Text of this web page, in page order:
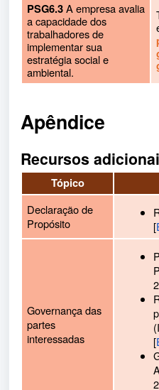
PSG6.3A empresa avalia
a capacidade dos
trabalhadores de
implementar sua
estratégia social e
ambiental.
Apêndice
Recursos
Tópico
Declaração de
Propósito
[
Governança das
partes
interessadas
[